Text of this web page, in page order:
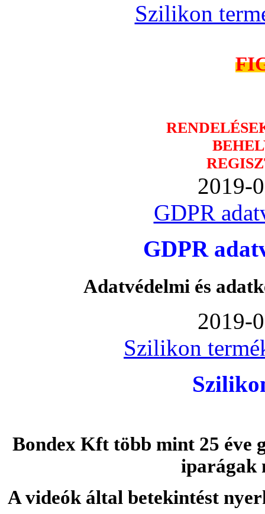
Szilikon
2019-
GDPR
GDPR
Adatvédelmi és
2019-
Szilikon
Bondex Kft több mint 25 éve
iparágak
A videók által betekintést